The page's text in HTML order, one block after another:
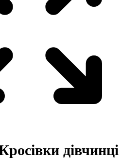
дівчинці